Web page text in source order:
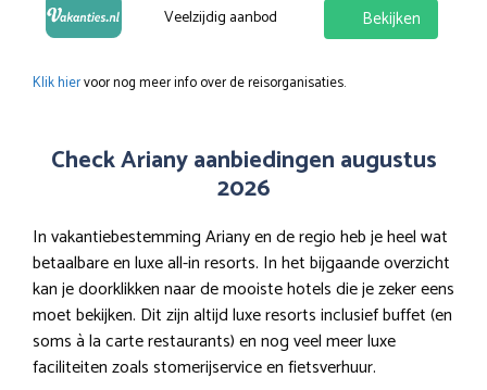
Veelzijdig aanbod Bekijken
Klik hiervoor nog meer info over de reisorganisaties.
Check Ariany aanbiedingen augustus
2026
In vakantiebestemming Ariany en de regio heb je heel wat
betaalbare en luxe all-in resorts. In het bijgaande overzicht
kan je doorklikken naar de mooiste hotels die je zeker eens
moet bekijken. Dit zijn altijd luxe resorts inclusief buffet (en
soms à la carte restaurants) en nog veel meer luxe
faciliteiten zoals stomerijservice en fietsverhuur.